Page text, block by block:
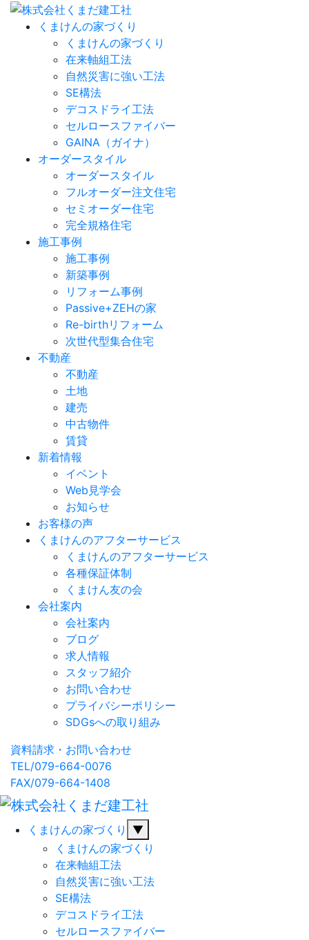
くまけんの家づくり
くまけんの家づくり
在来軸組工法
自然災害に強い工法
SE構法
デコスドライ工法
セルロースファイバー
GAINA（ガイナ）
オーダースタイル
オーダースタイル
フルオーダー注文住宅
セミオーダー住宅
完全規格住宅
施工事例
施工事例
新築事例
リフォーム事例
Passive+ZEHの家
Re-birthリフォーム
次世代型集合住宅
不動産
不動産
土地
建売
中古物件
賃貸
新着情報
イベント
Web見学会
お知らせ
お客様の声
くまけんのアフターサービス
くまけんのアフターサービス
各種保証体制
くまけん友の会
会社案内
会社案内
ブログ
求人情報
スタッフ紹介
お問い合わせ
プライバシーポリシー
SDGsへの取り組み
資料請求・お問い合わせ
TEL/079-664-0076
FAX/079-664-1408
くまけんの家づくり
▼
くまけんの家づくり
在来軸組工法
自然災害に強い工法
SE構法
デコスドライ工法
セルロースファイバー